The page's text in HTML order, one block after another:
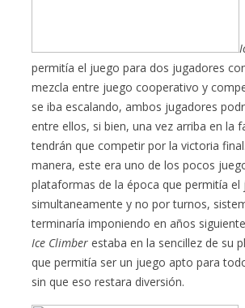
permitía el juego para dos jugadores
mezcla entre juego cooperativo y
se iba escalando, ambos jugadores
entre ellos, si bien, una vez arriba en la
tendrán que competir por la victoria
manera, este era uno de los pocos
plataformas de la época que permitía el
simultaneamente y no por turnos,
terminaría imponiendo en años
Ice Climber estaba en la sencillez de su
que permitía ser un juego apto para
sin que eso restara diversión.